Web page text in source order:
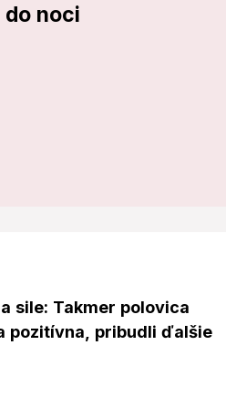
noci
sile: Takmer polovica
pozitívna, pribudli ďalšie